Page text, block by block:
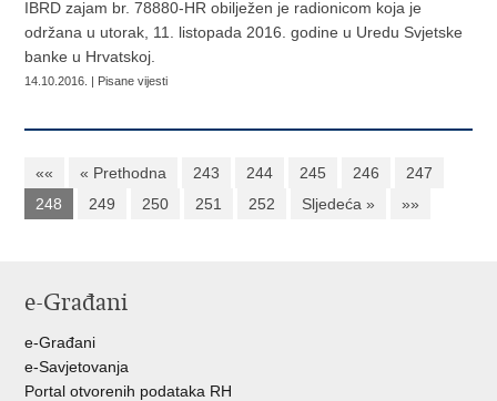
IBRD zajam br. 78880-HR obilježen je radionicom koja je
održana u utorak, 11. listopada 2016. godine u Uredu Svjetske
banke u Hrvatskoj.
14.10.2016. | Pisane vijesti
«« « Prethodna 243 244 245 246
247
248
249 250 251 252 Sljedeća » »»
e-Građani
e-Građani
e-Savjetovanja
Portal otvorenih podataka RH